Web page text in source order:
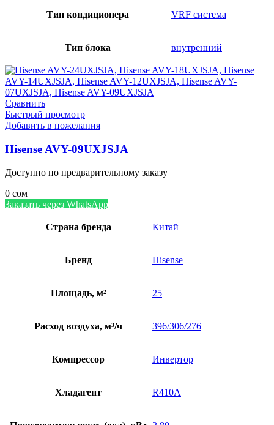
Тип кондиционера VRF система
Тип блока внутренний
Сравнить
Быстрый просмотр
Добавить в пожелания
Hisense AVY-09UXJSJA
Доступно по предварительному заказу
0 сом
Заказать через WhatsApp
Страна бренда Китай
Бренд Hisense
Площадь, м² 25
Расход воздуха, м³/ч 396/306/276
Компрессор Инвертор
Хладагент R410A